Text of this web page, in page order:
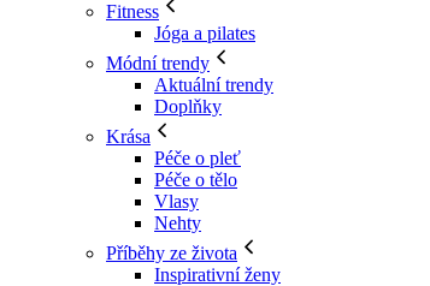
Fitness
Jóga a pilates
Módní trendy
Aktuální trendy
Doplňky
Krása
Péče o pleť
Péče o tělo
Vlasy
Nehty
Příběhy ze života
Inspirativní ženy